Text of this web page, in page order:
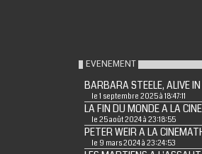
EVENEMENT
BARBARA STEELE, ALIVE
le 1 septembre 2025 à 18:47:11
LA FIN DU MONDE A LA
le 25 août 2024 à 23:18:55
PETER WEIR A LA
le 9 mars 2024 à 23:24:53